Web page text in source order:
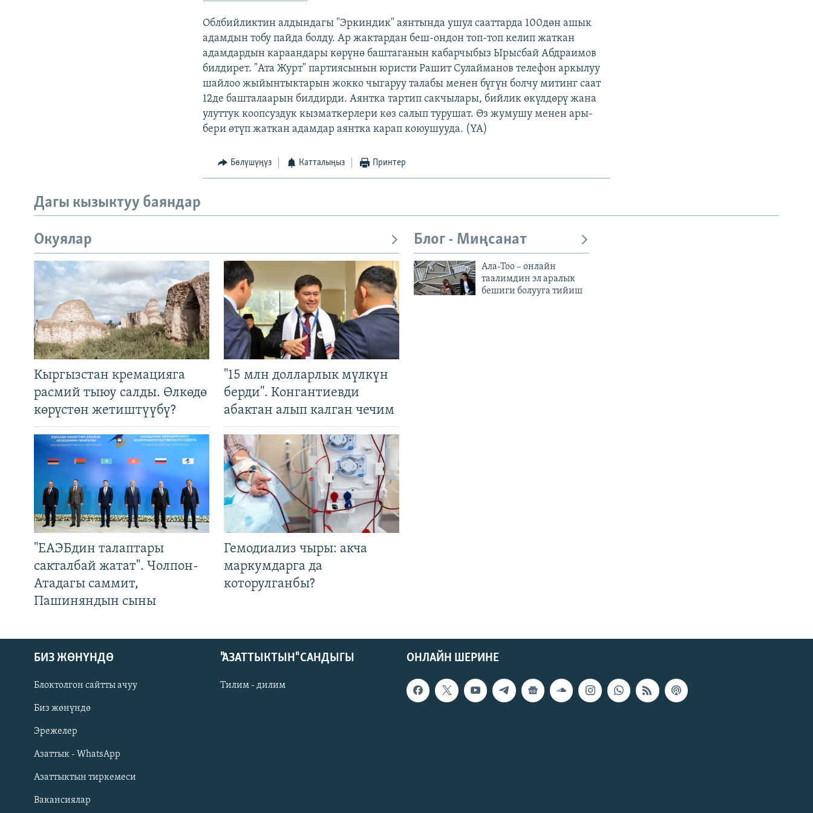
Русский
ОНЛАЙН ШЕРИНЕ
Облбийликтин алдындагы "Эркиндик" аянтында ушул сааттарда 100дөн ашык
адамдын тобу пайда болду. Ар жактардан беш-ондон топ-топ келип жаткан
адамдардын караандары көрүнө баштаганын кабарчыбыз Ырысбай Абдраимов
билдирет. "Ата Журт" партиясынын юристи Рашит Сулайманов телефон аркылуу
шайлоо жыйынтыктарын жокко чыгаруу талабы менен бүгүн болчу митинг саат
12де башталаарын билдирди. Аянтка тартип сакчылары, бийлик өкүлдөрү жана
улуттук коопсуздук кызматкерлери көз салып турушат. Өз жумушу менен ары-
бери өтүп жаткан адамдар аянтка карап коюушууда. (YA)
Бөлүшүңүз Катталыңыз Принтер
Дагы кызыктуу баяндар
Окуялар
Кыргызстан кремацияга
расмий тыюу салды. Өлкөдө
көрүстөн жетиштүүбү?
"15 млн долларлык мүлкүн
берди". Конгантиевди
абактан алып калган чечим
"ЕАЭБдин талаптары
сакталбай жатат". Чолпон-
Атадагы саммит,
Пашиняндын сыны
Гемодиализ чыры: акча
маркумдарга да
которулганбы?
Блог - Миңсанат
Ала-Тоо – онлайн
таалимдин эл аралык
бешиги болууга тийиш
ОНЛАЙН ШЕРИНЕ
БИЗ ЖӨНҮНДӨ
Блоктолгон сайтты ачуу
Биз жөнүндө
Эрежелер
Азаттык - WhatsApp
Азаттыктын тиркемеси
Вакансиялар
"АЗАТТЫКТЫН" САНДЫГЫ
Тилим - дилим